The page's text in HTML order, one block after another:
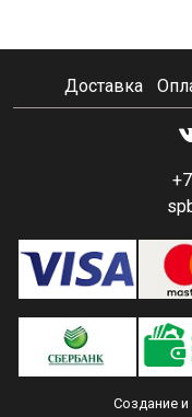
Доставка
Создание